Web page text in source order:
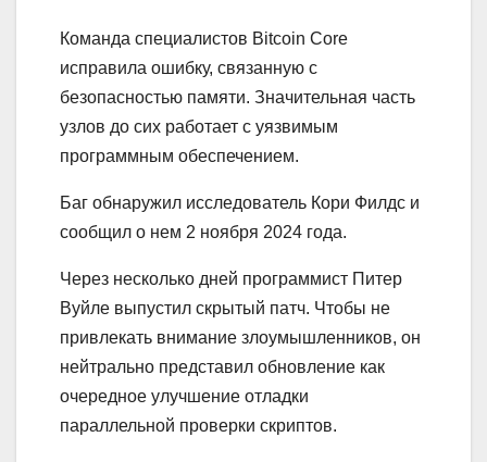
Команда специалистов Bitcoin Core
исправила ошибку, связанную с
безопасностью памяти. Значительная часть
узлов до сих работает с уязвимым
программным обеспечением.
Баг обнаружил исследователь Кори Филдс и
сообщил о нем 2 ноября 2024 года.
Через несколько дней программист Питер
Вуйле выпустил скрытый патч. Чтобы не
привлекать внимание злоумышленников, он
нейтрально представил обновление как
очередное улучшение отладки
параллельной проверки скриптов.